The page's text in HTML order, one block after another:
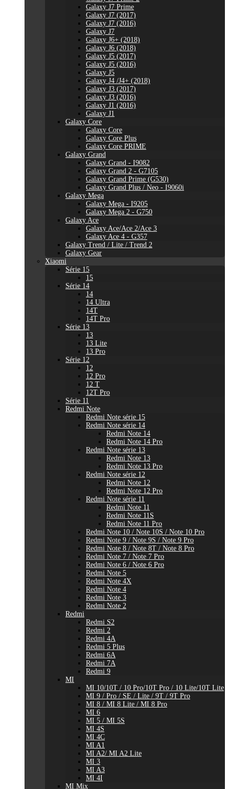
Galaxy J7 Prime
Galaxy J7 (2017)
Galaxy J7 (2016)
Galaxy J7
Galaxy J6+ (2018)
Galaxy J6 (2018)
Galaxy J5 (2017)
Galaxy J5 (2016)
Galaxy J5
Galaxy J4 /J4+ (2018)
Galaxy J3 (2017)
Galaxy J3 (2016)
Galaxy J1 (2016)
Galaxy J1
Galaxy Core
Galaxy Core
Galaxy Core Plus
Galaxy Core PRIME
Galaxy Grand
Galaxy Grand - I9082
Galaxy Grand 2 - G7105
Galaxy Grand Prime (G530)
Galaxy Grand Plus / Neo - I9060i
Galaxy Mega
Galaxy Mega - I9205
Galaxy Mega 2 - G750
Galaxy Ace
Galaxy Ace/Ace 2/Ace 3
Galaxy Ace 4 - G357
Galaxy Trend / Lite / Trend 2
Galaxy Gear
Xiaomi
Série 15
15
Série 14
14
14 Ultra
14T
14T Pro
Série 13
13
13 Lite
13 Pro
Série 12
12
12 Pro
12 T
12T Pro
Série 11
Redmi Note
Redmi Note série 15
Redmi Note série 14
Redmi Note 14
Redmi Note 14 Pro
Redmi Note série 13
Redmi Note 13
Redmi Note 13 Pro
Redmi Note série 12
Redmi Note 12
Redmi Note 12 Pro
Redmi Note série 11
Redmi Note 11
Redmi Note 11S
Redmi Note 11 Pro
Redmi Note 10 / Note 10S / Note 10 Pro
Redmi Note 9 / Note 9S / Note 9 Pro
Redmi Note 8 / Note 8T / Note 8 Pro
Redmi Note 7 / Note 7 Pro
Redmi Note 6 / Note 6 Pro
Redmi Note 5
Redmi Note 4X
Redmi Note 4
Redmi Note 3
Redmi Note 2
Redmi
Redmi S2
Redmi 2
Redmi 4A
Redmi 5 Plus
Redmi 6A
Redmi 7A
Redmi 9
MI
MI 10/10T / 10 Pro/10T Pro / 10 Lite/10T Lite
MI 9 / Pro / SE / Lite / 9T / 9T Pro
MI 8 / MI 8 Lite / MI 8 Pro
MI 6
MI 5 / MI 5S
MI 4S
MI 4C
MI A1
MI A2/ MI A2 Lite
MI 3
MI A3
MI 4I
MI Mix